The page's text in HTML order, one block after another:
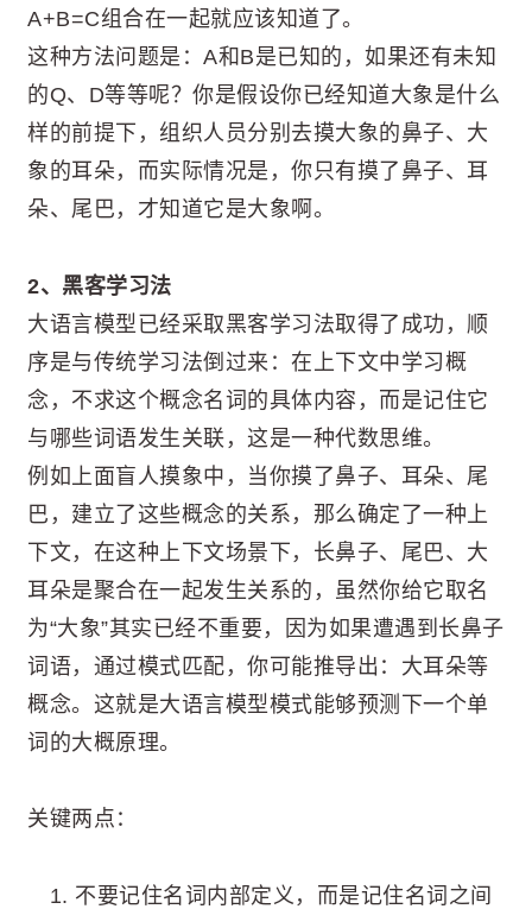
A+B=C组合在一起就应该知道了。
这种方法问题是：A和B是已知的，如果还有未知
的Q、D等等呢？你是假设你已经知道大象是什么
样的前提下，组织人员分别去摸大象的鼻子、大
象的耳朵，而实际情况是，你只有摸了鼻子、耳
朵、尾巴，才知道它是大象啊。
2、黑客学习法
大语言模型已经采取黑客学习法取得了成功，顺
序是与传统学习法倒过来：在上下文中学习概
念，不求这个概念名词的具体内容，而是记住它
与哪些词语发生关联，这是一种代数思维。
例如上面盲人摸象中，当你摸了鼻子、耳朵、尾
巴，建立了这些概念的关系，那么确定了一种上
下文，在这种上下文场景下，长鼻子、尾巴、大
耳朵是聚合在一起发生关系的，虽然你给它取名
为“大象”其实已经不重要，因为如果遭遇到长鼻子
词语，通过模式匹配，你可能推导出：大耳朵等
概念。这就是大语言模型模式能够预测下一个单
词的大概原理。
关键两点：
不要记住名词内部定义，而是记住名词之间